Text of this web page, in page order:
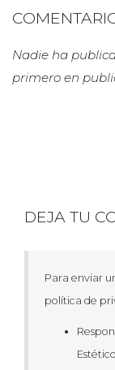
Nadie ha
primero en
DEJA TU
Para enviar
política de